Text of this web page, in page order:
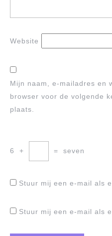
Website
Mijn naam, e-mailadres en
browser voor de volgende
plaats.
6 + = seven
Stuur mij een e-mail als
Stuur mij een e-mail als